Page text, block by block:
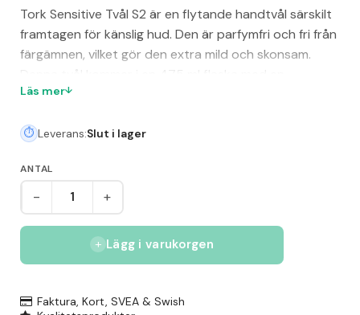
Tork Sensitive Tvål S2 är en flytande handtvål särskilt
framtagen för känslig hud. Den är parfymfri och fri från
färgämnen, vilket gör den extra mild och skonsam.
engångspump som förhindrar korskontaminering och
med EU Ecolabel och passar i Tork Dispenser Flytande
Läs mer
Leverans:Slut i lager
ANTAL
- +
Lägg i varukorgen
Faktura, Kort, SVEA & Swish